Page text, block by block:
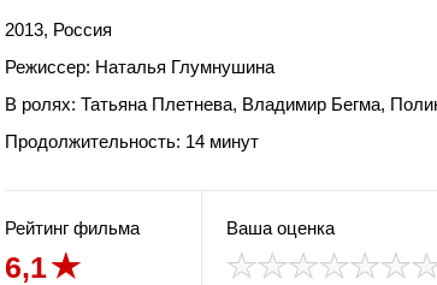
2013, Россия
Режиссер: Наталья Глумнушина
В ролях: Татьяна Плетнева, Владимир Бегма,
Продолжительность: 14 минут
Рейтинг фильма
6,1
Ваша оценка